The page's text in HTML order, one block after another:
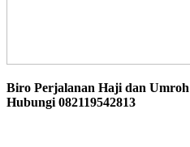
Biro Perjalanan Haji dan
Hubungi 082119542813